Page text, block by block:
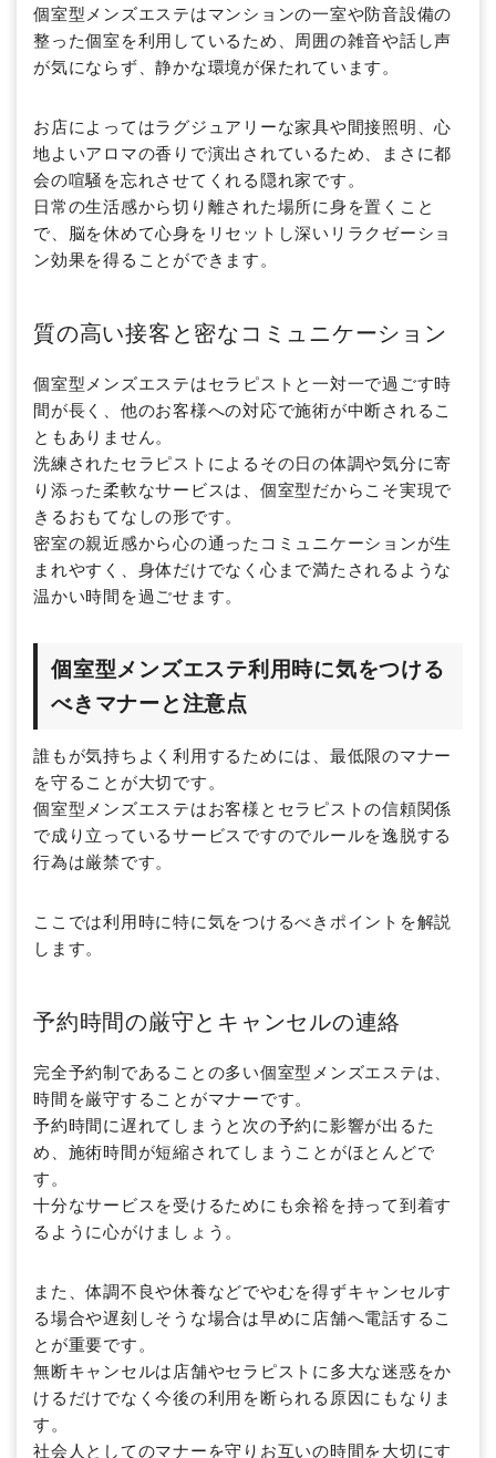
個室型メンズエステはマンションの一室や防音設備の
整った個室を利用しているため、周囲の雑音や話し声
が気にならず、静かな環境が保たれています。
お店によってはラグジュアリーな家具や間接照明、心
地よいアロマの香りで演出されているため、まさに都
会の喧騒を忘れさせてくれる隠れ家です。
日常の生活感から切り離された場所に身を置くこと
で、脳を休めて心身をリセットし深いリラクゼーショ
ン効果を得ることができます。
質の高い接客と密なコミュニケーション
個室型メンズエステはセラピストと一対一で過ごす時
間が長く、他のお客様への対応で施術が中断されるこ
ともありません。
洗練されたセラピストによるその日の体調や気分に寄
り添った柔軟なサービスは、個室型だからこそ実現で
きるおもてなしの形です。
密室の親近感から心の通ったコミュニケーションが生
まれやすく、身体だけでなく心まで満たされるような
温かい時間を過ごせます。
個室型メンズエステ利用時に気をつける
べきマナーと注意点
誰もが気持ちよく利用するためには、最低限のマナー
を守ることが大切です。
個室型メンズエステはお客様とセラピストの信頼関係
で成り立っているサービスですのでルールを逸脱する
行為は厳禁です。
ここでは利用時に特に気をつけるべきポイントを解説
します。
予約時間の厳守とキャンセルの連絡
完全予約制であることの多い個室型メンズエステは、
時間を厳守することがマナーです。
予約時間に遅れてしまうと次の予約に影響が出るた
め、施術時間が短縮されてしまうことがほとんどで
す。
十分なサービスを受けるためにも余裕を持って到着す
るように心がけましょう。
また、体調不良や休養などでやむを得ずキャンセルす
る場合や遅刻しそうな場合は早めに店舗へ電話するこ
とが重要です。
無断キャンセルは店舗やセラピストに多大な迷惑をか
けるだけでなく今後の利用を断られる原因にもなりま
す。
社会人としてのマナーを守りお互いの時間を大切にす